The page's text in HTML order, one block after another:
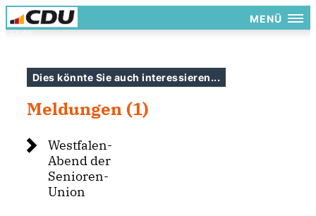
MENÜ
Dies könnte Sie auch interessieren...
Meldungen (1)
Westfalen-
Abend der
Senioren-
Union